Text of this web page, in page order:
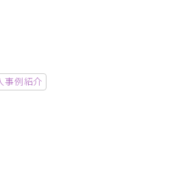
事例紹介